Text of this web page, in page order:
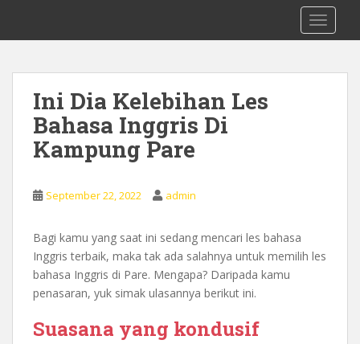
i
0878 8705 9305 Kursus Bahasa Inggis
dari Dasar Untuk Pemula Mataram
Ini Dia Kelebihan Les
Bahasa Inggris Di
Kampung Pare
September 22, 2022 admin
Bagi kamu yang saat ini sedang mencari les bahasa
Inggris terbaik, maka tak ada salahnya untuk memilih les
bahasa Inggris di Pare. Mengapa? Daripada kamu
penasaran, yuk simak ulasannya berikut ini.
Suasana yang kondusif